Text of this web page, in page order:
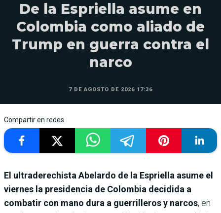
De la Espriella asume en
Colombia como aliado de
Trump en guerra contra el
narco
7 DE AGOSTO DE 2026 17:36
Compartir en redes
El ultraderechista Abelardo de la Espriella asume el
viernes la presidencia de Colombia decidida a
combatir con mano dura a guerrilleros y narcos, en